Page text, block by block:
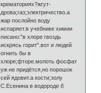
крематориях?жгут-
дрова;газ;электричество.а
жар послойно воду
испаряет.в учебнике химии
писано:"в хлоре гвоздь
искрясь горит".вот и людей
огнить бы в
хлоре;фторе.молоть фосфат
уж не придётся,но порошок
сей ядовит.а кости;золу
С.Есенина в водороде б